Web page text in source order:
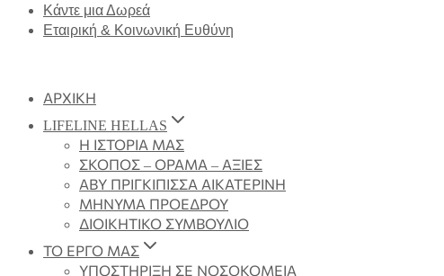
Κάντε μια Δωρεά
Εταιρική & Κοινωνική Ευθύνη
ΑΡΧΙΚΗ
LIFELINE HELLAS
Η ΙΣΤΟΡΙΑ ΜΑΣ
ΣΚΟΠΟΣ – ΟΡΑΜΑ – ΑΞΙΕΣ
ΑΒΥ ΠΡΙΓΚΙΠΙΣΣΑ ΑΙΚΑΤΕΡΙΝΗ
ΜΗΝΥΜΑ ΠΡΟΕΔΡΟΥ
ΔΙΟΙΚΗΤΙΚΟ ΣΥΜΒΟΥΛΙΟ
ΤΟ ΕΡΓΟ ΜΑΣ
ΥΠΟΣΤΗΡΙΞΗ ΣΕ ΝΟΣΟΚΟΜΕΙΑ